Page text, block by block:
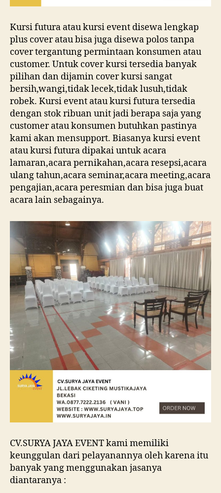
Kursi futura atau kursi event disewa lengkap
plus cover atau bisa juga disewa polos tanpa
cover tergantung permintaan konsumen atau
customer. Untuk cover kursi tersedia banyak
pilihan dan dijamin cover kursi sangat
bersih,wangi,tidak lecek,tidak lusuh,tidak
robek. Kursi event atau kursi futura tersedia
dengan stok ribuan unit jadi berapa saja yang
customer atau konsumen butuhkan pastinya
kami akan mensupport. Biasanya kursi event
atau kursi futura dipakai untuk acara
lamaran,acara pernikahan,acara resepsi,acara
ulang tahun,acara seminar,acara meeting,acara
pengajian,acara peresmian dan bisa juga buat
acara lain sebagainya.
CV.SURYA JAYA EVENT kami memiliki
keunggulan dari pelayanannya oleh karena itu
banyak yang menggunakan jasanya
diantaranya :